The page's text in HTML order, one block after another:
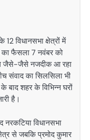
12 विधानसभा क्षेत्रों में
का फैसला 7 नवंबर को
जैसे-जैसे नजदीक आ रहा
संवाद का सिलसिला भी
बाद शहर के विभिन्न घरों
है।
नरकटिया विधानसभा
से जबकि प्रमोद कुमार